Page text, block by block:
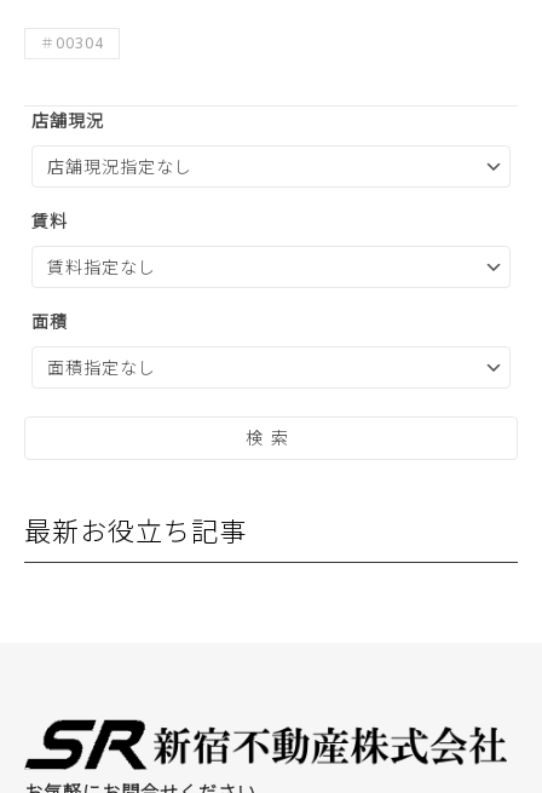
＃00304
店舗現況
賃料
面積
最新お役立ち記事